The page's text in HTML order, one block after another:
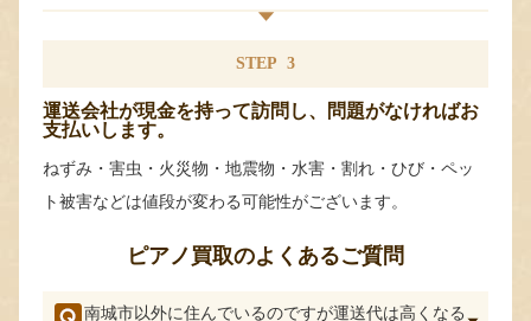
STEP 3
運送会社が現金を持って訪問し、問題がなければお
支払いします。
ねずみ・害虫・火災物・地震物・水害・割れ・ひび・ペッ
ト被害などは値段が変わる可能性がございます。
ピアノ買取のよくあるご質問
南城市以外に住んでいるのですが運送代は高くなる